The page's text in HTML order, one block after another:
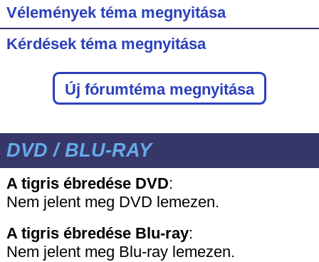
Vélemények téma megnyitása
Kérdések téma megnyitása
Új fórumtéma megnyitása
DVD / BLU-RAY
A tigris ébredése DVD:
Nem jelent meg DVD lemezen.
A tigris ébredése Blu-ray:
Nem jelent meg Blu-ray lemezen.